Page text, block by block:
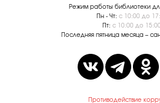
Режим работы библиотеки
Пн - Чт: с 10:00 до
Пт: с 10:00 до 15:00
Последняя пятница месяца –
Противодействие